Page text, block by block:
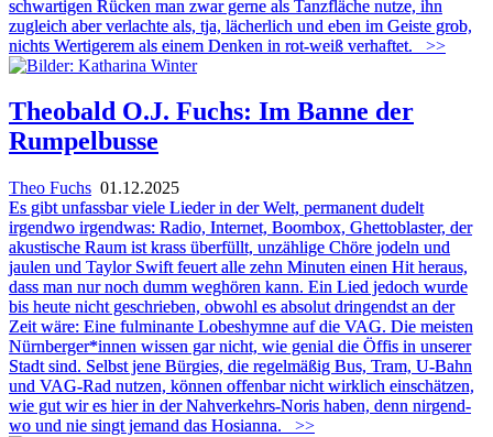
schwartigen Rücken man zwar gerne als Tanzfläche nutze, ihn
zugleich aber verlachte als, tja, lächerlich und eben im Geiste grob,
nichts Wertigerem als einem Denken in rot-weiß verhaftet.
>>
Theobald O.J. Fuchs: Im Banne der
Rumpelbusse
Theo Fuchs 01.12.2025
Es gibt unfassbar viele Lieder in der Welt, permanent dudelt
irgendwo irgendwas: Radio, Internet, Boombox, Ghettoblaster, der
akustische Raum ist krass überfüllt, unzählige Chöre jodeln und
jaulen und Taylor Swift feuert alle zehn Minuten einen Hit heraus,
dass man nur noch dumm weghören kann. Ein Lied jedoch wurde
bis heute nicht geschrieben, obwohl es absolut dringendst an der
Zeit wäre: Eine fulminante Lobeshymne auf die VAG. Die meisten
Nürnberger*innen wissen gar nicht, wie genial die Öffis in unserer
Stadt sind. Selbst jene Bürgies, die regelmäßig Bus, Tram, U-Bahn
und VAG-Rad nutzen, können offenbar nicht wirklich einschätzen,
wie gut wir es hier in der Nahverkehrs-Noris haben, denn nirgend-
wo und nie singt jemand das Hosianna.
>>